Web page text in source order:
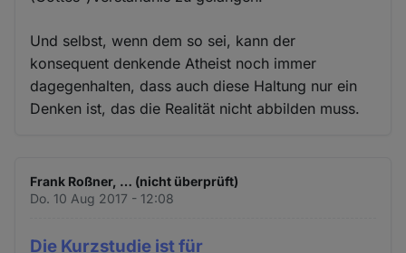
Und selbst, wenn dem so sei, kann der
konsequent denkende Atheist noch immer
dagegenhalten, dass auch diese Haltung nur ein
Denken ist, das die Realität nicht abbilden muss.
Frank Roßner, … (nicht überprüft)
Do. 10 Aug 2017 - 12:08
Die Kurzstudie ist für